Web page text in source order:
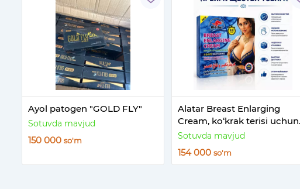
Ayol patogen "GOLD FLY"
Sotuvda mavjud
150 000 so'm
Alatar Breast Enlarging
Cream, ko‘krak terisi uchun
parvarish kremi
Sotuvda mavjud
154 000so'm